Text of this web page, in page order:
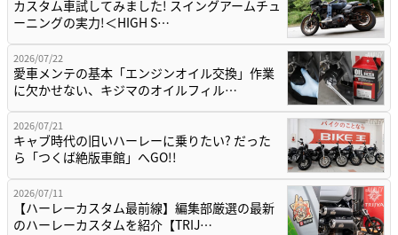
カスタム車試してみました! スイングアームチュ
ーニングの実力!＜HIGH S…
2026/07/22
愛車メンテの基本「エンジンオイル交換」作業
に欠かせない、キジマのオイルフィル…
2026/07/21
キャブ時代の旧いハーレーに乗りたい? だった
ら「つくば絶版車館」へGO!!
2026/07/11
【ハーレーカスタム最前線】編集部厳選の最新
のハーレーカスタムを紹介【TRIJ…